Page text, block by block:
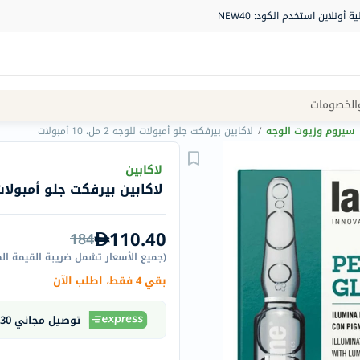
Navigation
الصيدلية
Humantara
carroten
betadine
سيروم وزيوت الوجه / لاكابين بيرفكت جلو أمبولات للوجه 2 مل، 10 أمبولات
لاكابين
لاكابين بيرفكت جلو أمبولات للوجه 2
110.40
184
(جميع الأسعار تشمل ضريبة القيمة
بقي 4 فقط، اطلب الآن
توصيل مجاني 30 دقيقة